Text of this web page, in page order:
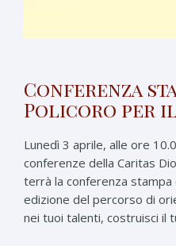
Conferenza
Policoro per
Lunedì 3 aprile, alle ore
conferenze della Caritas
terrà la conferenza
edizione del percorso di
nei tuoi talenti, costruisci il